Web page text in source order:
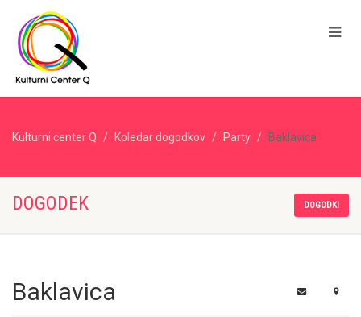
Kulturni center Q Koledar dogodkov Party Baklavica
DOGODEK DOGODKI
Baklavica